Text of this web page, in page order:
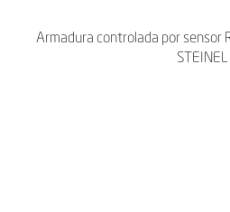
Armadura controlada por sensor
STEINEL